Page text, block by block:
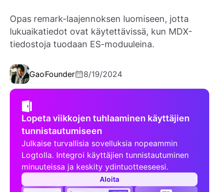
Opas remark-laajennoksen luomiseen, jotta
lukuaikatiedot ovat käytettävissä, kun MDX-
tiedostoja tuodaan ES-moduuleina.
GaoFounder 8/19/2024
Lopeta viikkojen tuhlaaminen käyttäjien
tunnistautumiseen
Julkaise turvallisia sovelluksia nopeammin
Logtolla. Integroi käyttäjien tunnistautuminen
minuuteissa ja keskity ydintuotteeseesi.
Aloita